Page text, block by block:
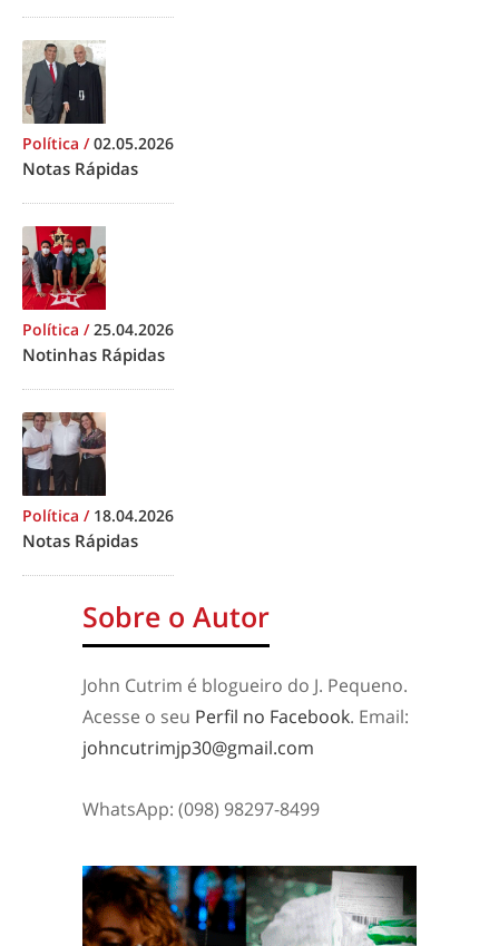
Política /02.05.2026
Notas Rápidas
Política /25.04.2026
Notinhas Rápidas
Política / 18.04.2026
Notas Rápidas
Sobre o Autor
John Cutrim é blogueiro do J. Pequeno.
Acesse o seu Perfil no Facebook. Email:
johncutrimjp30@gmail.com
WhatsApp: (098) 98297-8499